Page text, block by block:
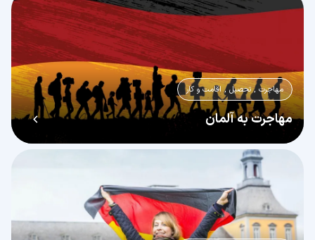
مهاجرت , تحصیل , اقامت و کار
مهاجرت به آلمان